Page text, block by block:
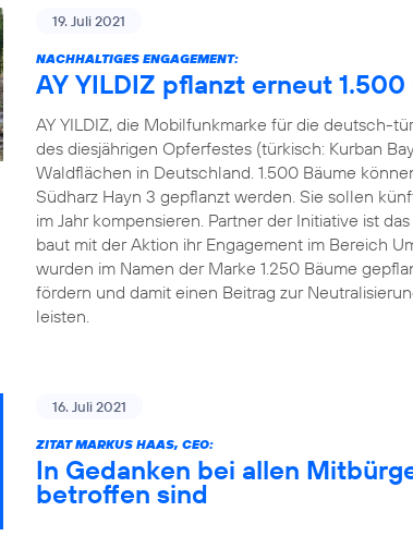
19. Juli 2021
NACHHALTIGES ENGAGEMENT:
AY YILDIZ pflanzt erneut
AY YILDIZ, die Mobilfunkmarke für die deutsch-
des diesjährigen Opferfestes (türkisch: Kurban
Waldflächen in Deutschland. 1.500 Bäume
Südharz Hayn 3 gepflanzt werden. Sie sollen
im Jahr kompensieren. Partner der Initiative ist
baut mit der Aktion ihr Engagement im Bereich
wurden im Namen der Marke 1.250 Bäume
fördern und damit einen Beitrag zur
leisten.
16. Juli 2021
ZITAT MARKUS HAAS, CEO:
In Gedanken bei allen
betroffen sind